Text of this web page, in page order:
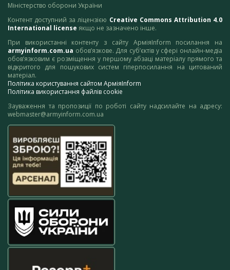
Міністерство оборони України
Контент доступний за ліцензією Creative Commons Attribution 4.0
International license якщо не зазначено інше.
При використанні контенту з сайту АрміяInform посилання на
armyinform.com.ua обов’язкове. Для суб’єктів у сфері онлайн-медіа
обов’язковим є розміщення у першому абзаці матеріалу прямого та
відкритого для пошукових систем гіперпосилання на цитований
матеріал.
Політика користування сайтом АрміяInform
Політика використання файлів cookie
Зауваження та пропозиції по роботі сайту надсилайте на адресу:
webmaster@armyinform.com.ua